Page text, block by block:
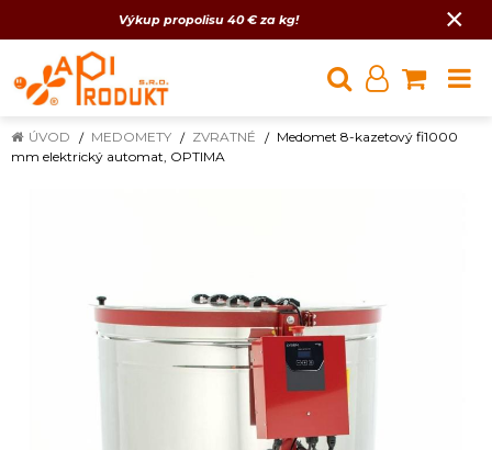
Výkup propolisu 40 € za kg! ×
ÚVOD MEDOMETY ZVRATNÉ
Medomet 8-kazetový fi1000
mm elektrický automat, OPTIMA